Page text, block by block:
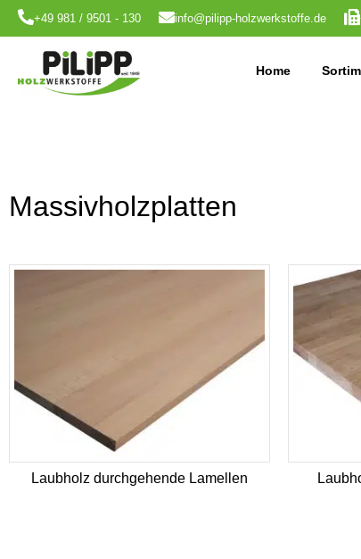
+49 981 / 9501 - 130 info@pilipp-holzwerkstoffe.de
Home
Massivholzplatten
Laubholz durchgehende Lamellen